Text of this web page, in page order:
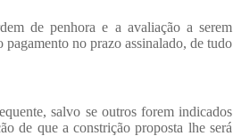
de penhora e a avaliação a serem
no prazo assinalado, de tudo
salvo se outros forem indicados
de que a constrição proposta lhe será